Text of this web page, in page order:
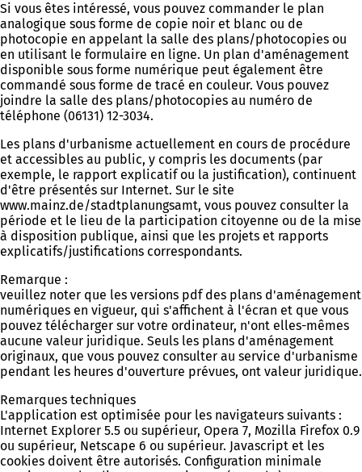
Si vous êtes intéressé, vous pouvez commander le plan
analogique sous forme de copie noir et blanc ou de
photocopie en appelant la salle des plans/photocopies ou
en utilisant le formulaire en ligne. Un plan d'aménagement
disponible sous forme numérique peut également être
commandé sous forme de tracé en couleur. Vous pouvez
joindre la salle des plans/photocopies au numéro de
téléphone (06131) 12-3034.
Les plans d'urbanisme actuellement en cours de procédure
et accessibles au public, y compris les documents (par
exemple, le rapport explicatif ou la justification), continuent
d'être présentés sur Internet. Sur le site
www.mainz.de/stadtplanungsamt, vous pouvez consulter la
période et le lieu de la participation citoyenne ou de la mise
à disposition publique, ainsi que les projets et rapports
explicatifs/justifications correspondants.
Remarque :
veuillez noter que les versions pdf des plans d'aménagement
numériques en vigueur, qui s'affichent à l'écran et que vous
pouvez télécharger sur votre ordinateur, n'ont elles-mêmes
aucune valeur juridique. Seuls les plans d'aménagement
originaux, que vous pouvez consulter au service d'urbanisme
pendant les heures d'ouverture prévues, ont valeur juridique.
Remarques techniques
L'application est optimisée pour les navigateurs suivants :
Internet Explorer 5.5 ou supérieur, Opera 7, Mozilla Firefox 0.9
ou supérieur, Netscape 6 ou supérieur. Javascript et les
cookies doivent être autorisés. Configuration minimale